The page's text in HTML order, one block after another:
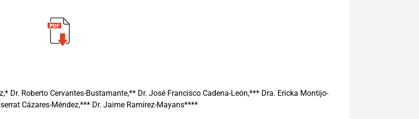
Dr. Roberto Cervantes-Bustamante,** Dr. José Francisco Cadena-León,*** Dra. Ericka Montijo-
Cázares-Méndez,*** Dr. Jaime Ramírez-Mayans****